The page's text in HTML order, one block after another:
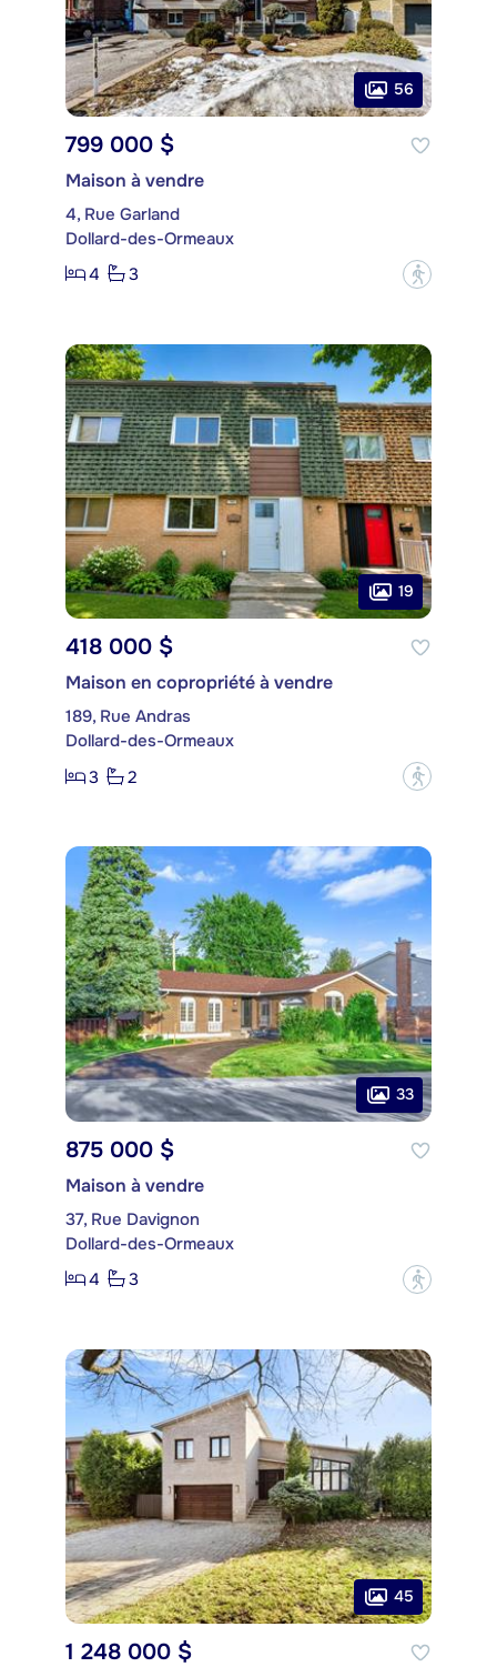
56
799 000 $
Maison à vendre
4, Rue Garland
Dollard-des-Ormeaux
4
3 ?
19
418 000 $
Maison en copropriété à vendre
189, Rue Andras
Dollard-des-Ormeaux
3
2 ?
33
875 000 $
Maison à vendre
37, Rue Davignon
Dollard-des-Ormeaux
4
3 ?
45
1 248 000 $